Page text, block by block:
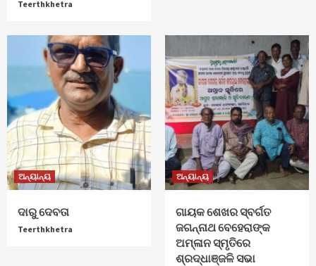
Teerthkhetra
ଅନ୍ୟାନ୍ୟ
ଦାରୁ ଦେବତା
Teerthkhetra
ଅନ୍ୟାନ୍ୟ
ଗାୟକ ଶେଖର ସ୍ବର୍ଗତ
ଜଗନ୍ନାଥ ବେହେରାଙ୍କ
ଅମ୍ଳାନ ସ୍ମୃତିରେ
ଶ୍ରଦ୍ଧାଞ୍ଜଳି ସଭା